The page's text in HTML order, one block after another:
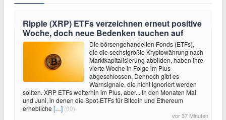
Ripple (XRP) ETFs verzeichnen erneut positive
Woche, doch neue Bedenken tauchen auf
Die börsengehandelten Fonds (ETFs),
die die sechstgrößte Kryptowährung nach
Marktkapitalisierung abbilden, haben ihre
vierte Woche in Folge im Plus
abgeschlossen. Dennoch gibt es
Warnsignale, die nicht ignoriert werden
sollten. XRP ETFs weiterhin im Plus, aber... In den Monaten Mai
und Juni, in denen die Spot-ETFs für Bitcoin und Ethereum
erhebliche […] (00)
vor 37 Minuten